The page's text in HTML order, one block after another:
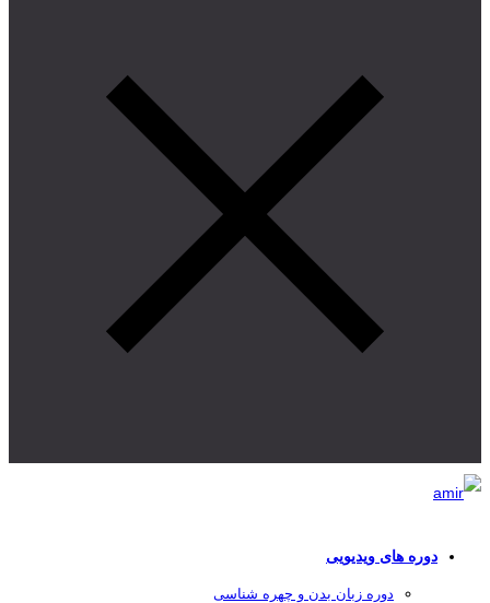
دوره های ویدیویی
دوره زبان بدن و چهره شناسی